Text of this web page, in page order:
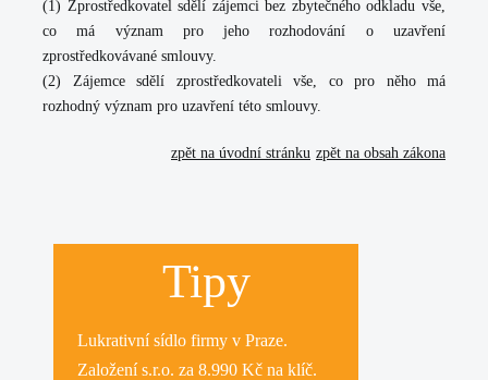
(1) Zprostředkovatel sdělí zájemci bez zbytečného odkladu vše,
co má význam pro jeho rozhodování o uzavření
zprostředkovávané smlouvy.
(2) Zájemce sdělí zprostředkovateli vše, co pro něho má
rozhodný význam pro uzavření této smlouvy.
zpět na obsah zákona
zpět na úvodní stránku
Tipy
Lukrativnísídlo firmy v Praze.
Založení s.r.o. za 8.990 Kč na klíč.